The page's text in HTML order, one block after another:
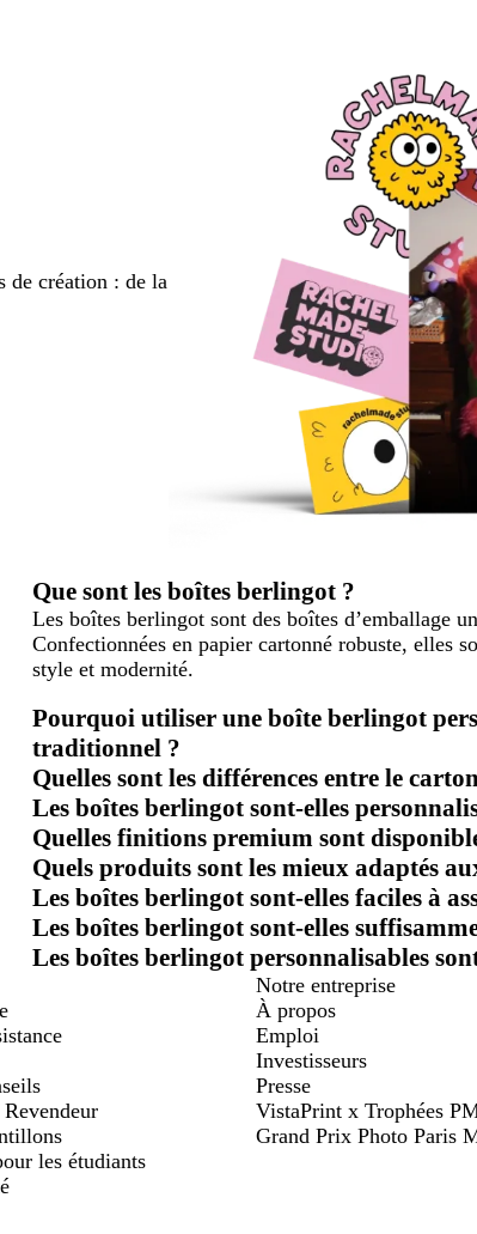
de création : de la
Que sont les boîtes berlingot ?
Les boîtes berlingot sont des boîtes d’emballage
Confectionnées en papier cartonné robuste, elles
style et modernité.
Pourquoi utiliser une boîte berlingot
traditionnel ?
Quelles sont les différences entre le
Les boîtes berlingot sont-elles
Quelles finitions premium sont
Quels produits sont les mieux adaptés
Les boîtes berlingot sont-elles faciles à
Les boîtes berlingot sont-elles
Les boîtes berlingot personnalisables
les étudiants
Notre entreprise
À propos
Emploi
Investisseurs
Presse
VistaPrint x Trophées
Grand Prix Photo Paris